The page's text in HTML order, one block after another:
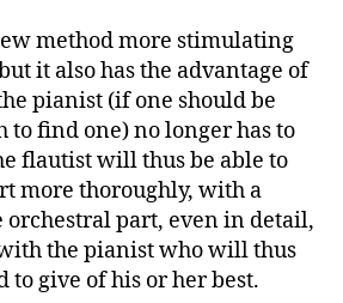
method more stimulating
it also has the advantage of
pianist (if one should be
to find one) no longer has to
flautist will thus be able to
more thoroughly, with a
orchestral part, even in detail,
the pianist who will thus
to give of his or her best.